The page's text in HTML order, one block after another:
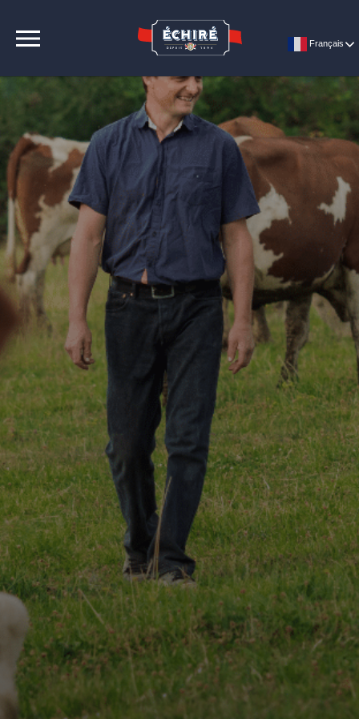
Français
CONTACT